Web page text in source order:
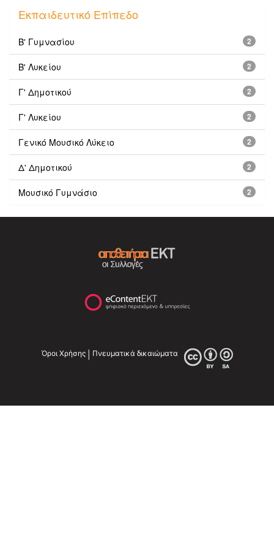
Εκπαιδευτικό Επίπεδο
2
Β' Γυμνασίου
2
Β' Λυκείου
2
Γ' Δημοτικού
2
Γ' Λυκείου
2
Γενικό Μουσικό Λύκειο
2
Δ' Δημοτικού
2
Μουσικό Γυμνάσιο